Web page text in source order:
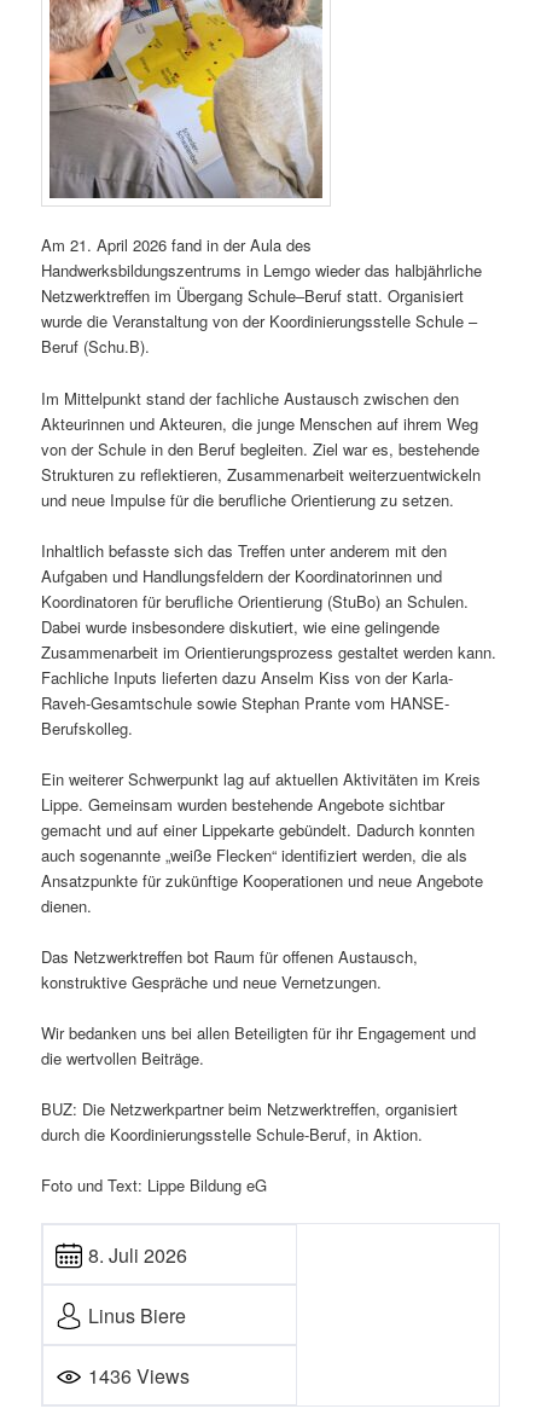
Am 21. April 2026 fand in der Aula des
Handwerksbildungszentrums in Lemgo wieder das halbjährliche
Netzwerktreffen im Übergang Schule–Beruf statt. Organisiert
wurde die Veranstaltung von der Koordinierungsstelle Schule –
Beruf (Schu.B).
Im Mittelpunkt stand der fachliche Austausch zwischen den
Akteurinnen und Akteuren, die junge Menschen auf ihrem Weg
von der Schule in den Beruf begleiten. Ziel war es, bestehende
Strukturen zu reflektieren, Zusammenarbeit weiterzuentwickeln
und neue Impulse für die berufliche Orientierung zu setzen.
Inhaltlich befasste sich das Treffen unter anderem mit den
Aufgaben und Handlungsfeldern der Koordinatorinnen und
Koordinatoren für berufliche Orientierung (StuBo) an Schulen.
Dabei wurde insbesondere diskutiert, wie eine gelingende
Zusammenarbeit im Orientierungsprozess gestaltet werden kann.
Fachliche Inputs lieferten dazu Anselm Kiss von der Karla-
Raveh-Gesamtschule sowie Stephan Prante vom HANSE-
Berufskolleg.
Ein weiterer Schwerpunkt lag auf aktuellen Aktivitäten im Kreis
Lippe. Gemeinsam wurden bestehende Angebote sichtbar
gemacht und auf einer Lippekarte gebündelt. Dadurch konnten
auch sogenannte „weiße Flecken“ identifiziert werden, die als
Ansatzpunkte für zukünftige Kooperationen und neue Angebote
dienen.
Das Netzwerktreffen bot Raum für offenen Austausch,
konstruktive Gespräche und neue Vernetzungen.
Wir bedanken uns bei allen Beteiligten für ihr Engagement und
die wertvollen Beiträge.
BUZ: Die Netzwerkpartner beim Netzwerktreffen, organisiert
durch die Koordinierungsstelle Schule-Beruf, in Aktion.
Foto und Text: Lippe Bildung eG
8. Juli 2026
Linus Biere
1436 Views